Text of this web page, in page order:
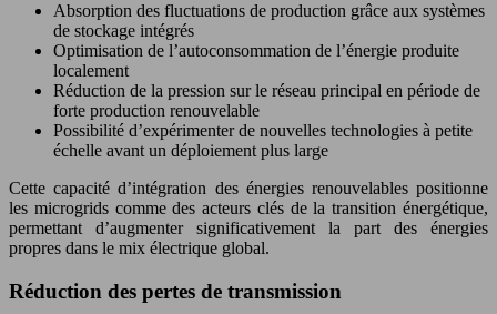
Absorption des fluctuations de production grâce aux systèmes
de stockage intégrés
Optimisation de l’autoconsommation de l’énergie produite
localement
Réduction de la pression sur le réseau principal en période de
forte production renouvelable
Possibilité d’expérimenter de nouvelles technologies à petite
échelle avant un déploiement plus large
Cette capacité d’intégration des énergies renouvelables positionne
les microgrids comme des acteurs clés de la transition énergétique,
permettant d’augmenter significativement la part des énergies
propres dans le mix électrique global.
Réduction des pertes de transmission